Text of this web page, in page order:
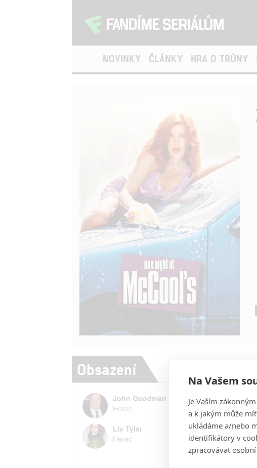
NOVINKY ČLÁNKY HRA O TRŮNY
Obsazení
John Goodman
Herec
Liv Tyler
Herec
Na Vašem
Je Vaším
a k jakým může
ukládáme a/nebo
identifikátory v
zpracovávat